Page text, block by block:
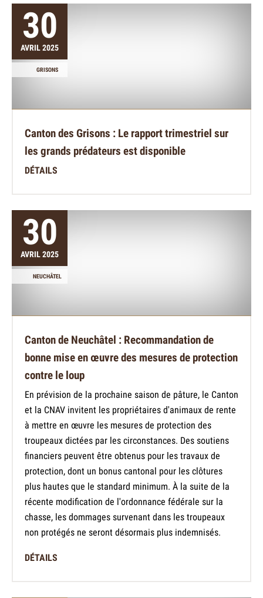
30
AVRIL 2025
GRISONS
Canton des Grisons : Le rapport trimestriel sur
les grands prédateurs est disponible
DÉTAILS
30
AVRIL 2025
NEUCHÂTEL
Canton de Neuchâtel : Recommandation de
bonne mise en œuvre des mesures de protection
contre le loup
En prévision de la prochaine saison de pâture, le Canton
et la CNAV invitent les propriétaires d'animaux de rente
à mettre en œuvre les mesures de protection des
troupeaux dictées par les circonstances. Des soutiens
financiers peuvent être obtenus pour les travaux de
protection, dont un bonus cantonal pour les clôtures
plus hautes que le standard minimum. À la suite de la
récente modification de l'ordonnance fédérale sur la
chasse, les dommages survenant dans les troupeaux
non protégés ne seront désormais plus indemnisés.
DÉTAILS